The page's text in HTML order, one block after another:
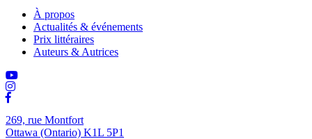
À propos
Actualités & événements
Prix littéraires
Auteurs & Autrices
269, rue Montfort
Ottawa (Ontario) K1L 5P1